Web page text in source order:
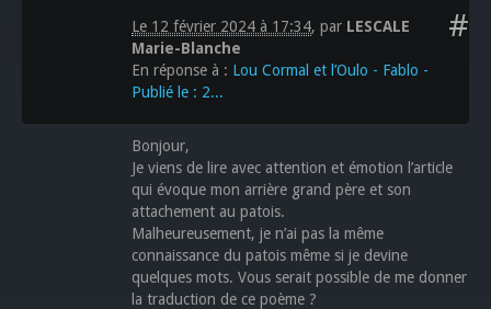
#
Le 12 février 2024 à 17:34, par LESCALE
Marie-Blanche
En réponse à : Lou Cormal et l’Oulo - Fablo -
Publié le : 2...
Bonjour,
Je viens de lire avec attention et émotion l’article
qui évoque mon arrière grand père et son
attachement au patois.
Malheureusement, je n’ai pas la même
connaissance du patois même si je devine
quelques mots. Vous serait possible de me donner
la traduction de ce poème ?